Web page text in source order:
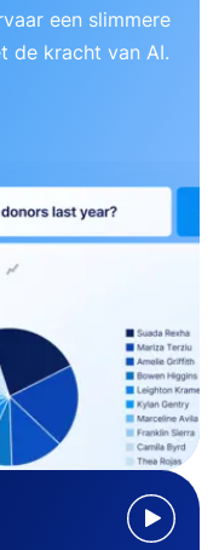
een slimmere
de kracht van AI.